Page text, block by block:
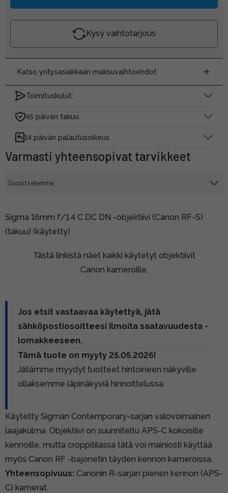
Kysy vaihtotarjous
Katso yritysasiakkaan maksuvaihtoehdot
Toimituskulut:
45 päivän takuu
14 päivän palautusoikeus
Varmasti yhteensopivat tarvikkeet
Sigma 16mm f/1.4 C DC DN -objektiivi (Canon RF-S)
(takuu) (käytetty)
Tästä linkistä näet kaikki käytetyt objektiivit
Canon kameroille.
Jos etsit vastaavaa käytettyä, jätä
sähköpostiosoitteesi Ilmoita saatavuudesta -
lomakkeeseen.
Tämä tuote on myyty 25.05.2026!
Jätämme myydyt tuotteet hintoineen näkyville
ollaksemme läpinäkyviä hinnoittelussa.
Käytetty Sigman Contemporary-sarjan valovoimainen
laajakulma. Objektiivi on suunniteltu APS-C kokoisille
kennoille, mutta croppitilassa tätä voi mainiosti käyttää
myös Canon RF -bajonetin täyden kennon kameroissa.
Yhteensopivuus: Canonin R-sarjan pienen kennon (APS-
C) kamerat.